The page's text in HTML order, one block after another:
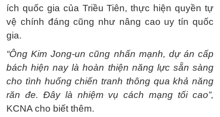
ích quốc gia của Triều Tiên, thực hiện quyền tự
vệ chính đáng cũng như nâng cao uy tín quốc
gia.
“Ông Kim Jong-un cũng nhấn mạnh, dự án cấp
bách hiện nay là hoàn thiện năng lực sẵn sàng
cho tình huống chiến tranh thông qua khả năng
răn đe. Đây là nhiệm vụ cách mạng tối cao”,
KCNA cho biết thêm.